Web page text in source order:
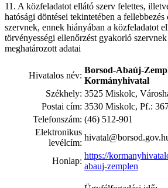
11. A közfeladatot ellátó szerv felettes,
hatósági döntései tekintetében a
szervnek, ennek hiányában a közfeladatot
törvényességi ellenőrzést gyakorló
meghatározott adatai
Hivatalos név:
Borsod-Abaúj-
Kormányhivatal
Székhely: 3525 Miskolc,
Postai cím: 3530 Miskolc, Pf.:
Telefonszám: (46) 512-901
Elektronikus
levélcím:
Honlap:
https://
abauj-zemplen